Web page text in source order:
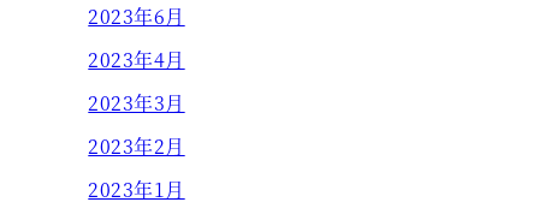
2023年6月
2023年4月
2023年3月
2023年2月
2023年1月